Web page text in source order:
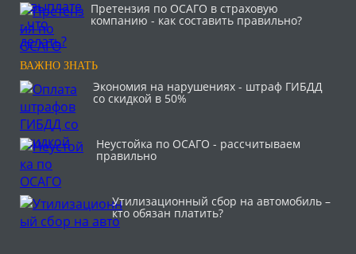
Претензия по ОСАГО в страховую
компанию - как составить правильно?
ВАЖНО ЗНАТЬ
Экономия на нарушениях - штраф ГИБДД
со скидкой в 50%
Неустойка по ОСАГО - рассчитываем
правильно
Утилизационный сбор на автомобиль –
кто обязан платить?